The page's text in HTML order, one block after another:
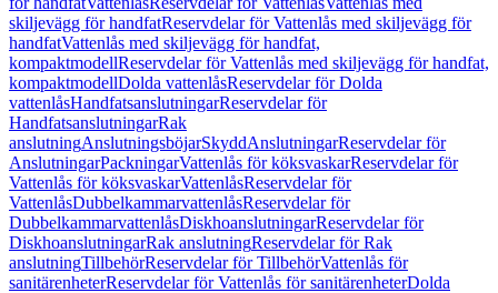
skiljevägg för handfatReservdelar för Vattenlås med skiljevägg för
handfatVattenlås med skiljevägg för handfat,
kompaktmodellReservdelar för Vattenlås med skiljevägg för handfat,
kompaktmodellDolda vattenlåsReservdelar för Dolda
vattenlåsHandfatsanslutningarReservdelar för
HandfatsanslutningarRak
anslutningAnslutningsböjarSkyddAnslutningarReservdelar för
AnslutningarPackningarVattenlås för köksvaskarReservdelar för
Vattenlås för köksvaskarVattenlåsReservdelar för
VattenlåsDubbelkammarvattenlåsReservdelar för
DubbelkammarvattenlåsDiskhoanslutningarReservdelar för
DiskhoanslutningarRak anslutningReservdelar för Rak
anslutningTillbehörReservdelar för TillbehörVattenlås för
sanitärenheterReservdelar för Vattenlås för sanitärenheterDolda